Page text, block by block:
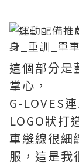
這個部分是
掌心，
G-LOVES
LOGO狀打
車縫線很細
服，這是我